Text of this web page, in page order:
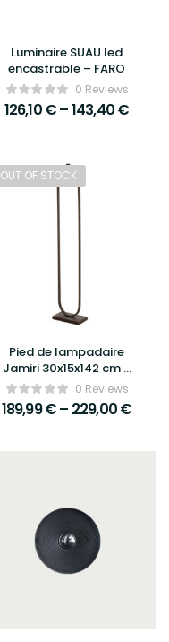
Luminaire SUAU led
encastrable – FARO
0 Reviews
126,10€–143,40€
OUT OF STOCK
Pied de lampadaire
Jamiri 30x15x142 cm –
Light & Living
0 Reviews
189,99€– 229,00€